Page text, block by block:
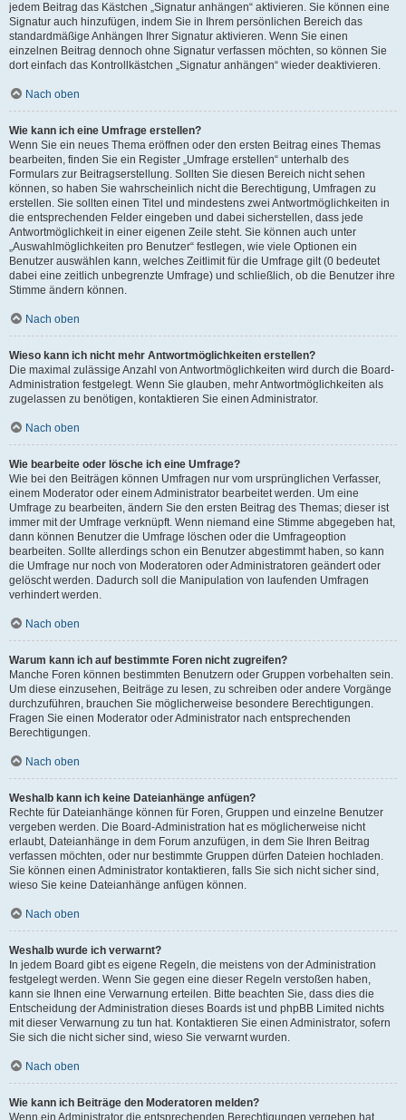
jedem Beitrag das Kästchen „Signatur anhängen“ aktivieren. Sie können eine
Signatur auch hinzufügen, indem Sie in Ihrem persönlichen Bereich das
standardmäßige Anhängen Ihrer Signatur aktivieren. Wenn Sie einen
einzelnen Beitrag dennoch ohne Signatur verfassen möchten, so können Sie
dort einfach das Kontrollkästchen „Signatur anhängen“ wieder deaktivieren.
Nach oben
Wie kann ich eine Umfrage erstellen?
Wenn Sie ein neues Thema eröffnen oder den ersten Beitrag eines Themas
bearbeiten, finden Sie ein Register „Umfrage erstellen“ unterhalb des
Formulars zur Beitragserstellung. Sollten Sie diesen Bereich nicht sehen
können, so haben Sie wahrscheinlich nicht die Berechtigung, Umfragen zu
erstellen. Sie sollten einen Titel und mindestens zwei Antwortmöglichkeiten in
die entsprechenden Felder eingeben und dabei sicherstellen, dass jede
Antwortmöglichkeit in einer eigenen Zeile steht. Sie können auch unter
„Auswahlmöglichkeiten pro Benutzer“ festlegen, wie viele Optionen ein
Benutzer auswählen kann, welches Zeitlimit für die Umfrage gilt (0 bedeutet
dabei eine zeitlich unbegrenzte Umfrage) und schließlich, ob die Benutzer ihre
Stimme ändern können.
Nach oben
Wieso kann ich nicht mehr Antwortmöglichkeiten erstellen?
Die maximal zulässige Anzahl von Antwortmöglichkeiten wird durch die Board-
Administration festgelegt. Wenn Sie glauben, mehr Antwortmöglichkeiten als
zugelassen zu benötigen, kontaktieren Sie einen Administrator.
Nach oben
Wie bearbeite oder lösche ich eine Umfrage?
Wie bei den Beiträgen können Umfragen nur vom ursprünglichen Verfasser,
einem Moderator oder einem Administrator bearbeitet werden. Um eine
Umfrage zu bearbeiten, ändern Sie den ersten Beitrag des Themas; dieser ist
immer mit der Umfrage verknüpft. Wenn niemand eine Stimme abgegeben hat,
dann können Benutzer die Umfrage löschen oder die Umfrageoption
bearbeiten. Sollte allerdings schon ein Benutzer abgestimmt haben, so kann
die Umfrage nur noch von Moderatoren oder Administratoren geändert oder
gelöscht werden. Dadurch soll die Manipulation von laufenden Umfragen
verhindert werden.
Nach oben
Warum kann ich auf bestimmte Foren nicht zugreifen?
Manche Foren können bestimmten Benutzern oder Gruppen vorbehalten sein.
Um diese einzusehen, Beiträge zu lesen, zu schreiben oder andere Vorgänge
durchzuführen, brauchen Sie möglicherweise besondere Berechtigungen.
Fragen Sie einen Moderator oder Administrator nach entsprechenden
Berechtigungen.
Nach oben
Weshalb kann ich keine Dateianhänge anfügen?
Rechte für Dateianhänge können für Foren, Gruppen und einzelne Benutzer
vergeben werden. Die Board-Administration hat es möglicherweise nicht
erlaubt, Dateianhänge in dem Forum anzufügen, in dem Sie Ihren Beitrag
verfassen möchten, oder nur bestimmte Gruppen dürfen Dateien hochladen.
Sie können einen Administrator kontaktieren, falls Sie sich nicht sicher sind,
wieso Sie keine Dateianhänge anfügen können.
Nach oben
Weshalb wurde ich verwarnt?
In jedem Board gibt es eigene Regeln, die meistens von der Administration
festgelegt werden. Wenn Sie gegen eine dieser Regeln verstoßen haben,
kann sie Ihnen eine Verwarnung erteilen. Bitte beachten Sie, dass dies die
Entscheidung der Administration dieses Boards ist und phpBB Limited nichts
mit dieser Verwarnung zu tun hat. Kontaktieren Sie einen Administrator, sofern
Sie sich die nicht sicher sind, wieso Sie verwarnt wurden.
Nach oben
Wie kann ich Beiträge den Moderatoren melden?
Wenn ein Administrator die entsprechenden Berechtigungen vergeben hat,